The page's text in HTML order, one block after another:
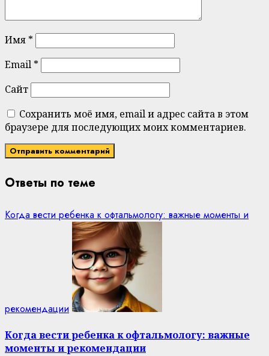
Имя *
Email *
Сайт
Сохранить моё имя, email и адрес сайта в этом
браузере для последующих моих комментариев.
Ответы по теме
Когда вести ребенка к офтальмологу: важные моменты и
рекомендации
Когда вести ребенка к офтальмологу: важные
моменты и рекомендации